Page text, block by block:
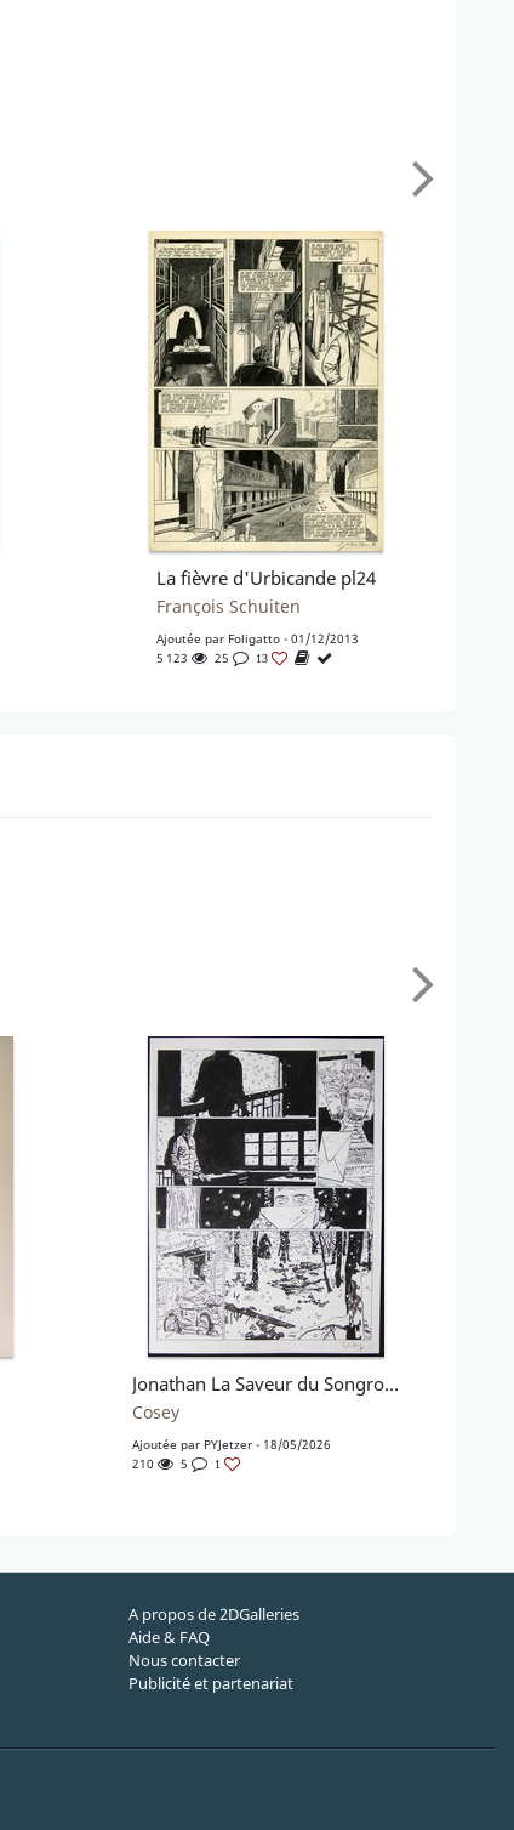
La fièvre d'Urbicande pl24
François Schuiten
Ajoutée par Foligatto- 01/12/2013
5 123
25 13
Jonathan La Saveur du Songrong
Cosey
Ajoutée par PYJetzer - 18/05/2026
210
5 1
A propos de 2DGalleries
Aide & FAQ
Nous contacter
Publicité et partenariat